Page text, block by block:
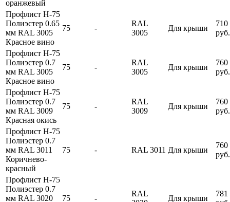
оранжевый
Профлист Н-75
Полиэстер 0.65
мм RAL 3005
Красное вино
75 -
RAL
3005
Для крыши
710
руб.
Профлист Н-75
Полиэстер 0.7
мм RAL 3005
Красное вино
75 -
RAL
3005
Для крыши
760
руб.
Профлист Н-75
Полиэстер 0.7
мм RAL 3009
Красная окись
75 -
RAL
3009
Для крыши
760
руб.
Профлист Н-75
Полиэстер 0.7
мм RAL 3011
Коричнево-
красный
75 - RAL 3011 Для крыши
760
руб.
Профлист Н-75
Полиэстер 0.7
мм RAL 3020
75 -
RAL
Для крыши
781